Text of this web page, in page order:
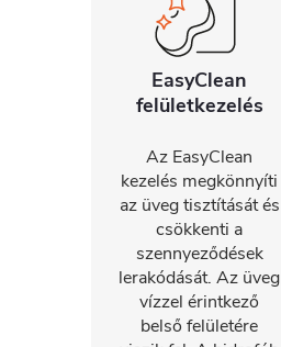
EasyClean
felületkezelés
Az EasyClean
kezelés megkönnyíti
az üveg tisztítását és
csökkenti a
szennyeződések
lerakódását. Az üveg
vízzel érintkező
belső felületére